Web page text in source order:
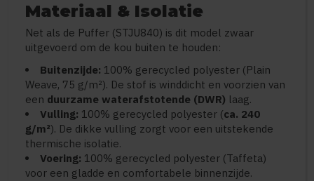
Materiaal & Isolatie
Net als de Puffer (STJU840) is dit model zwaar
uitgevoerd om de kou buiten te houden:
Buitenzijde: 100% gerecycled polyester (Plain
Weave, 75 g/m²). De stof is winddicht en voorzien van
een duurzame waterafstotende (DWR) laag.
Vulling: 100% gerecycled polyester (ca. 240
g/m²). De dikke vulling zorgt voor een uitstekende
thermische isolatie.
Voering: 100% gerecycled polyester (Taffeta)
voor een gladde en comfortabele binnenzijde.